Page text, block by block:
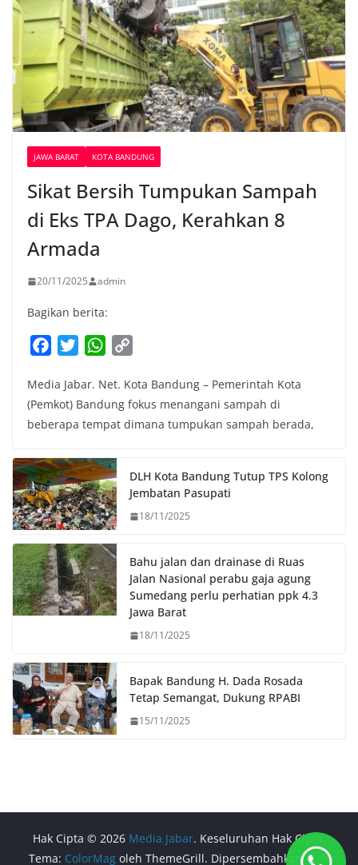
JAWA BARAT KOTA BANDUNG
Sikat Bersih Tumpukan Sampah
di Eks TPA Dago, Kerahkan 8
Armada
20/11/2025 admin
Bagikan berita:
c
e
b
o
k
i
t
t
r
W
a
t
s
p
p
p
y
L
n
k
Media Jabar. Net. Kota Bandung – Pemerintah Kota
(Pemkot) Bandung fokus menangani sampah di
beberapa tempat dimana tumpukan sampah berada,
DLH Kota Bandung Tutup TPS Kolong
Jembatan Pasupati
18/11/2025
Bahu jalan dan drainase di Ruas
Jalan Nasional perabu gaja agung
Sumedang perlu perhatian ppk 4.3
Jawa Barat
18/11/2025
Bapak Bandung H. Dada Rosada
Tetap Semangat, Dukung RPABI
15/11/2025
Hak Cipta © 2026 Media Jabar. Keseluruhan Hak Cipta.
Tema: ColorMag oleh ThemeGrill. Dipersembahkan oleh